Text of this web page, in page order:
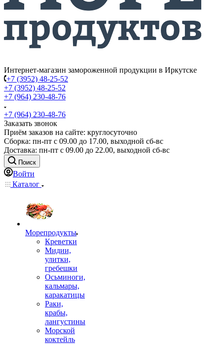
Интернет-магазин замороженной продукции в Иркутске
+7 (3952) 48-25-52
+7 (3952) 48-25-52
+7 (964) 230-48-76
+7 (964) 230-48-76
Заказать звонок
Приём заказов на сайте: круглосуточно
Сборка: пн-пт с 09.00 до 17.00, выходной сб-вс
Доставка: пн-пт с 09.00 до 22.00, выходной сб-вс
Поиск
Войти
Каталог
Морепродукты
Креветки
Мидии,
улитки,
гребешки
Осьминоги,
кальмары,
каракатицы
Раки,
крабы,
лангустины
Морской
коктейль